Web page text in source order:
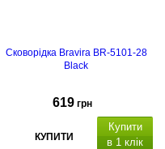
Сковорідка Bravira BR-5101-28
Black
619 грн
КУПИТИ
Купити
в 1 клік